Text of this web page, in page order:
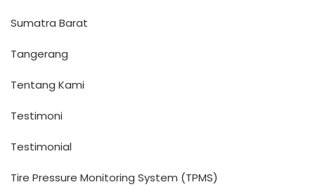
Sumatra Barat
Tangerang
Tentang Kami
Testimoni
Testimonial
Tire Pressure Monitoring System (TPMS)